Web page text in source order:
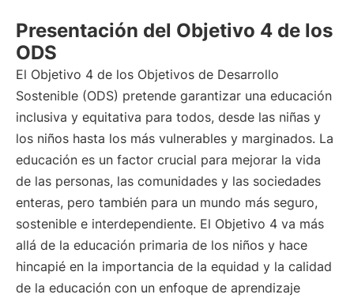
Presentación del Objetivo 4 de los
ODS
El Objetivo 4 de los Objetivos de Desarrollo
Sostenible (ODS) pretende garantizar una educación
inclusiva y equitativa para todos, desde las niñas y
los niños hasta los más vulnerables y marginados. La
educación es un factor crucial para mejorar la vida
de las personas, las comunidades y las sociedades
enteras, pero también para un mundo más seguro,
sostenible e interdependiente. El Objetivo 4 va más
allá de la educación primaria de los niños y hace
hincapié en la importancia de la equidad y la calidad
de la educación con un enfoque de aprendizaje